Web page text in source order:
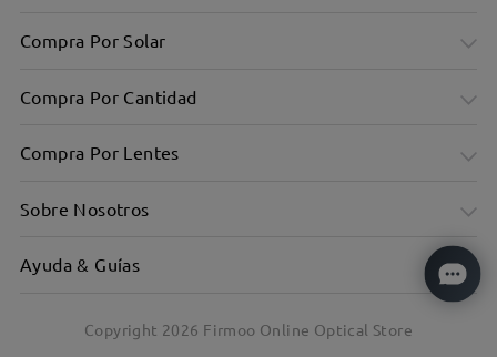
Compra Por Solar
Compra Por Cantidad
Compra Por Lentes
Sobre Nosotros
Ayuda & Guías
Copyright 2026 Firmoo Online Optical Store